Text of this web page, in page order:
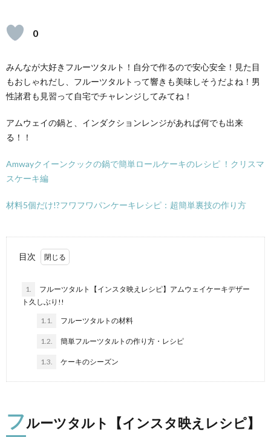
0
みんなが大好きフルーツタルト！自分で作るので安心安全！見た目
もおしゃれだし、フルーツタルトって響きも美味しそうだよね！男
性諸君も見習って自宅でチャレンジしてみてね！
アムウェイの鍋と、インダクションレンジがあれば何でも出来
る！！
Amwayクイーンクックの鍋で簡単ロールケーキのレシピ ！クリスマ
スケーキ編
材料5個だけ!?フワフワパンケーキレシピ：超簡単裏技の作り方
目次
1.
フルーツタルト【インスタ映えレシピ】アムウェイケーキデザー
ト久しぶり!!
1.1. フルーツタルトの材料
1.2. 簡単フルーツタルトの作り方・レシピ
1.3. ケーキのシーズン
フルーツタルト【インスタ映えレシピ】